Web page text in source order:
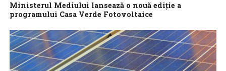
Ministerul Mediului lansează o nouă ediţie a
programului Casa Verde Fotovoltaice
programului Casa Verde Fotovoltaice, iar bugetul alocat este de
două miliarde de lei....